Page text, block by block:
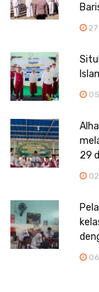
27
05
29
02
06